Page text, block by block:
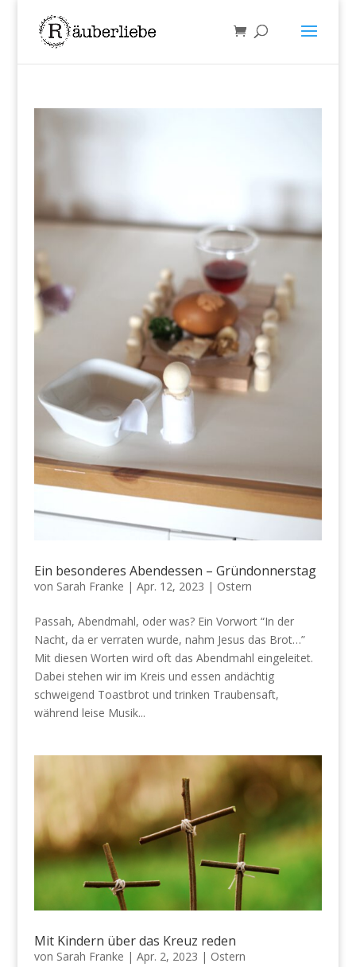
Ein besonderes Abendessen – Gründonnerstag
von Sarah Franke | Apr. 12, 2023 | Ostern
Passah, Abendmahl, oder was? Ein Vorwort “In der
Nacht, da er verraten wurde, nahm Jesus das Brot…”
Mit diesen Worten wird oft das Abendmahl eingeleitet.
Dabei stehen wir im Kreis und essen andächtig
schweigend Toastbrot und trinken Traubensaft,
während leise Musik...
Mit Kindern über das Kreuz reden
von Sarah Franke | Apr. 2, 2023 | Ostern